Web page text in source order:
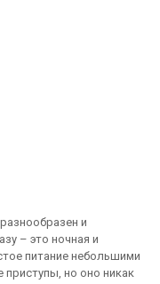
и
– это ночная и
питание небольшими
но оно никак